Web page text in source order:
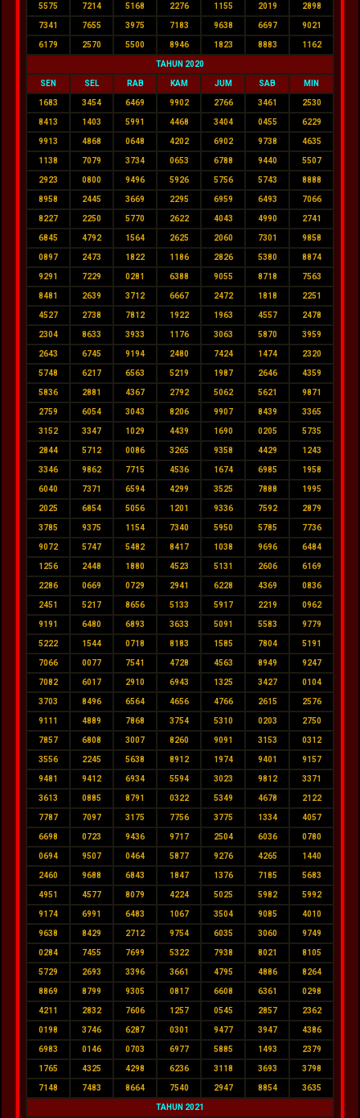
5575 7214 5168 2276 1155 2019 2898
7341 7655 3975 7183 9638 6697 9021
6179 2570 5500 8946 1823 8883 1162
TAHUN 2020
SEN SEL RAB KAM JUM SAB MIN
1683 3454 6469 9902 2766 3461 2530
8413 1403 5991 4468 3404 0455 6229
9913 4868 0648 4202 6902 9738 4635
1138 7079 3734 0653 6788 9440 5507
2923 0800 9496 5926 5756 5743 8888
8958 2445 3669 2295 6959 6493 7066
8227 2250 5770 2622 4043 4990 2741
6845 4792 1564 2625 2060 7301 9858
0897 2473 1822 1186 2826 5380 8874
9291 7229 0281 6388 9055 8718 7563
8481 2639 3712 6667 2472 1818 2251
4527 2738 7812 1922 1963 4557 2478
2304 8633 3933 1176 3063 5870 3959
2643 6745 9194 2480 7424 1474 2320
5748 6217 6563 5219 1987 2646 4359
5836 2881 4367 2792 5062 5621 9871
2759 6054 3043 8206 9907 8439 3365
3152 3347 1029 4439 1690 0205 5735
2844 5712 0086 3265 9358 4429 1243
3346 9862 7715 4536 1674 6985 1958
6040 7371 6594 4299 3525 7888 1995
2025 6854 5056 1201 9336 7592 2879
3785 9375 1154 7340 5950 5785 7736
9072 5747 5482 8417 1038 9696 6484
1256 2448 1880 4523 5131 2606 6169
2286 0669 0729 2941 6228 4369 0836
2451 5217 8656 5133 5917 2219 0962
9191 6480 6893 3633 5091 5583 9779
5222 1544 0718 8183 1585 7804 5191
7066 0077 7541 4728 4563 8949 9247
7082 6017 2910 6943 1325 3427 0104
3703 8496 6564 4656 4766 2615 2576
9111 4889 7868 3754 5310 0203 2750
7857 6808 3007 8260 9091 3153 0312
3556 2245 5638 8912 1974 9401 9157
9481 9412 6934 5594 3023 9812 3371
3613 0885 8791 0322 5349 4678 2122
7787 7097 3175 7756 3775 1334 4057
6698 0723 9436 9717 2504 6036 0780
0694 9507 0464 5877 9276 4265 1440
2460 9688 6843 1847 1376 7185 5683
4951 4577 8079 4224 5025 5982 5992
9174 6991 6483 1067 3504 9085 4010
9638 8429 2712 9754 6035 3060 9749
0284 7455 7699 5322 7938 8021 8105
5729 2693 3396 3661 4795 4886 8264
8869 8799 9305 0817 6608 6361 0298
4211 2832 7606 1257 0545 2857 2362
0198 3746 6287 0301 9477 3947 4386
6983 0146 0703 6977 5885 1493 2379
1765 4325 4298 6236 3118 3693 3798
7148 7483 8664 7540 2947 8854 3635
TAHUN 2021